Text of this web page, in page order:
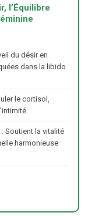
l’Équilibre
du désir en
dans la libido
le cortisol,
: Soutient la vitalité
harmonieuse